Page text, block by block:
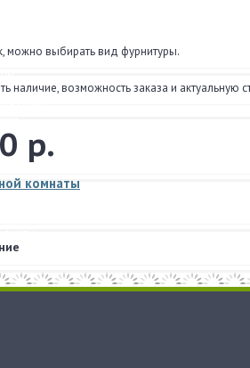
для детских
комнаты
можно выбирать вид фурнитуры.
наличие, возможность заказа и актуальную
р.